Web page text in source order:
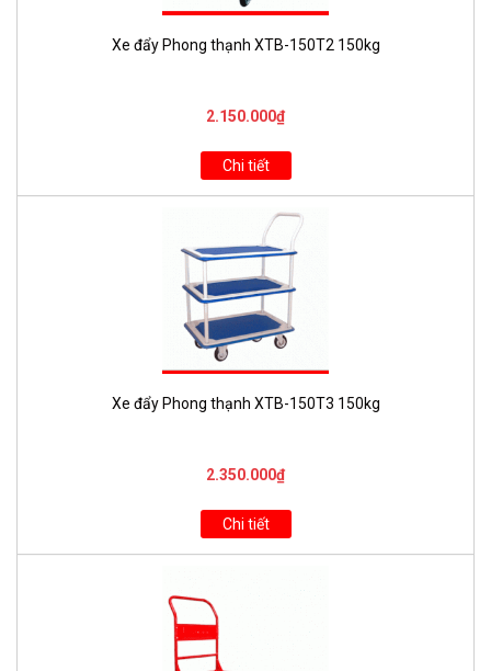
Xe đẩy Phong thạnh XTB-150T2 150kg
2.150.000₫
Chi tiết
Xe đẩy Phong thạnh XTB-150T3 150kg
2.350.000₫
Chi tiết